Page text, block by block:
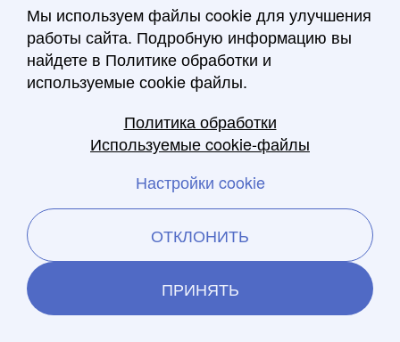
Согласны с отзывом? 2 0
Отзыв к врачу:
ГИНЕКОЛОГ В МИНСКЕ
КАЗИМИРОВНА
Мне и моему ребенку в этой гинекологии спасли
жизнь! Спасибо Протасевич Ирене КАзимировне.
Супер врач и человек!
Согласны с отзывом? 0 1
Мы используем файлы cookie для улучшения
работы сайта. Подробную информацию вы
найдете в Политике обработки и
используемые сооkie файлы.
Политика обработки
Используемые cookie-файлы
Настройки cookie
ОТКЛОНИТЬ
ПРИНЯТЬ